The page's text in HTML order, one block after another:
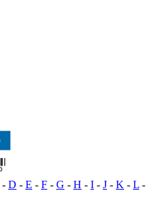
- D - E - F - G - H - I - J - K - L -